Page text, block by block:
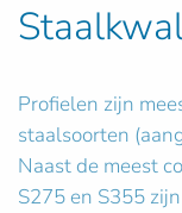
Profielen zijn
staalsoorten
Naast de meest
S275 en S355